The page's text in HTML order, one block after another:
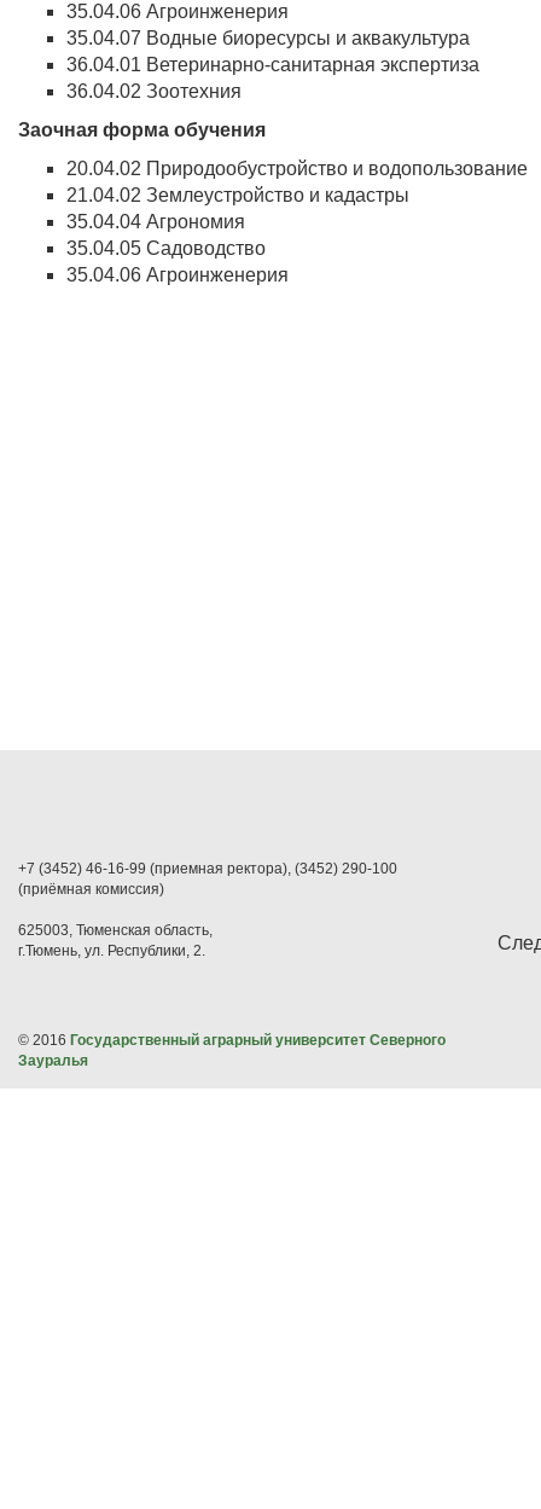
35.04.06 Агроинженерия
35.04.07 Водные биоресурсы и аквакультура
36.04.01 Ветеринарно-санитарная экспертиза
36.04.02 Зоотехния
Заочная форма обучения
20.04.02 Природообустройство и водопользование
21.04.02 Землеустройство и кадастры
35.04.04 Агрономия
35.04.05 Садоводство
35.04.06 Агроинженерия
+7 (3452) 46-16-99 (приемная ректора), (3452) 290-100
(приёмная комиссия)
625003, Тюменская область,
г.Тюмень, ул. Республики, 2.
© 2016 Государственный аграрный университет Северного
Зауралья